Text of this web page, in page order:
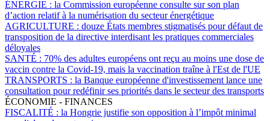
ÉNERGIE : la Commission européenne consulte sur son plan
d’action relatif à la numérisation du secteur énergétique
AGRICULTURE : douze États membres stigmatisés pour défaut de
transposition de la directive interdisant les pratiques commerciales
déloyales
SANTÉ : 70% des adultes européens ont reçu au moins une dose de
vaccin contre la Covid-19, mais la vaccination traîne à l'Est de l'UE
TRANSPORTS : la Banque européenne d'investissement lance une
consultation pour redéfinir ses priorités dans le secteur des transports
ÉCONOMIE - FINANCES
FISCALITÉ : la Hongrie justifie son opposition à l’impôt minimal